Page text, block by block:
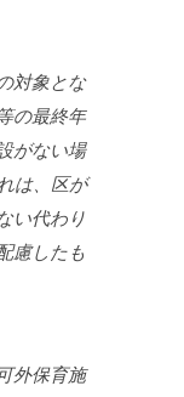
対象とな
の最終年
がない場
は、区が
い代わり
慮したも
外保育施